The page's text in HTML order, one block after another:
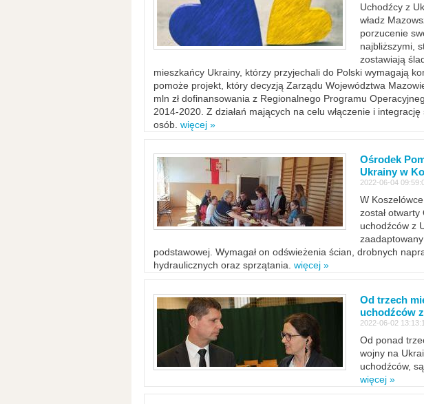
Uchodźcy z
władz
porzucenie
najbliższymi,
zostawiają
mieszkańcy Ukrainy, którzy przyjechali do Polski wymagają
pomoże projekt, który decyzją Zarządu Województwa
mln zł dofinansowania z Regionalnego Programu
2014-2020. Z działań mających na celu włączenie i integrację
osób. więcej »
Ośrodek
Ukrainy w
2022-06-04
W
został
uchodźców z
zaadaptowany
podstawowej. Wymagał on odświeżenia ścian, drobnych
hydraulicznych oraz sprzątania. więcej »
Od trzech
uchodźców
2022-06-02
Od ponad
wojny na
uchodźców,
więcej »